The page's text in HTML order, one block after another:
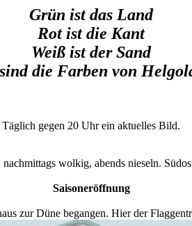
Grün ist das Land
Rot ist die Kant
Weiß ist der Sand
die Farben von
Täglich gegen 20 Uhr ein aktuelles Bild.
wolkig, abends nieseln.
Saisoneröffnung
zur Düne begangen. Hier der